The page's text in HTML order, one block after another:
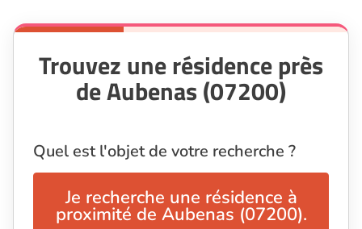
Trouvez une résidence près
de Aubenas (07200)
Quel est l'objet de votre recherche ?
Je recherche une résidence à
proximité de Aubenas (07200).